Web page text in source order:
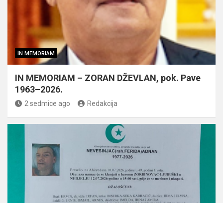
IN MEMORIAM
IN MEMORIAM – ZORAN DŽEVLAN, pok. Pave
1963–2026.
2 sedmice ago Redakcija